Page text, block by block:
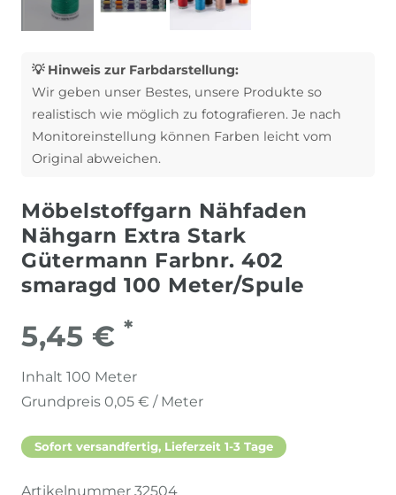
💡 Hinweis zur Farbdarstellung:
Wir geben unser Bestes, unsere Produkte so
realistisch wie möglich zu fotografieren. Je nach
Monitoreinstellung können Farben leicht vom
Original abweichen.
Möbelstoffgarn Nähfaden
Nähgarn Extra Stark
Gütermann Farbnr. 402
smaragd 100 Meter/Spule
5,45 € *
Inhalt 100 Meter
Grundpreis 0,05 € / Meter
Sofort versandfertig, Lieferzeit 1-3 Tage
Artikelnummer 32504